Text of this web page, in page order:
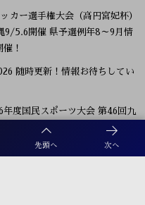
先頭へ 次へ
ー選手権大会（高円宮妃杯）
9/5.6開催 県予選例年8～9月情
！
随時更新！情報お待ちしてい
年度国民スポーツ大会 第46回九
ーグ 概要掲載！9月～11月開